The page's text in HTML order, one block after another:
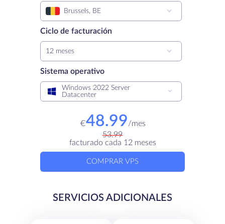
Brussels, BE
Ciclo de facturación
12 meses
Sistema operativo
Windows 2022 Server
Datacenter
€48.99/mes
53.99
facturado cada 12 meses
COMPRAR VPS
SERVICIOS ADICIONALES